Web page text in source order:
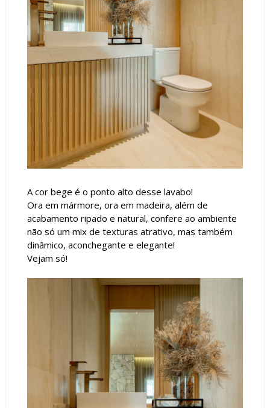
A cor bege é o ponto alto desse lavabo!
Ora em mármore, ora em madeira, além de
acabamento ripado e natural, confere ao ambiente
não só um mix de texturas atrativo, mas também
dinâmico, aconchegante e elegante!
Vejam só!